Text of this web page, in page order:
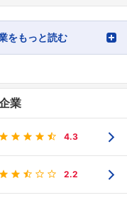
をもっと読む
業
4.3
2.2